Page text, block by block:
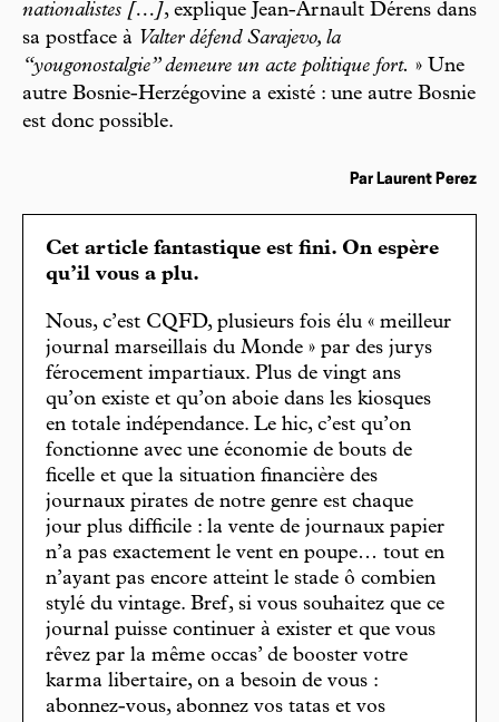
nationalistes […], explique Jean-Arnault Dérens dans
sa postface à Valter défend Sarajevo, la
“yougonostalgie” demeure un acte politique fort. » Une
autre Bosnie-Herzégovine a existé : une autre Bosnie
est donc possible.
Par Laurent Perez
Cet article fantastique est fini. On espère
qu’il vous a plu.
Nous, c’est CQFD, plusieurs fois élu « meilleur
journal marseillais du Monde » par des jurys
férocement impartiaux. Plus de vingt ans
qu’on existe et qu’on aboie dans les kiosques
en totale indépendance. Le hic, c’est qu’on
fonctionne avec une économie de bouts de
ficelle et que la situation financière des
journaux pirates de notre genre est chaque
jour plus difficile : la vente de journaux papier
n’a pas exactement le vent en poupe… tout en
n’ayant pas encore atteint le stade ô combien
stylé du vintage. Bref, si vous souhaitez que ce
journal puisse continuer à exister et que vous
rêvez par la même occas’ de booster votre
karma libertaire, on a besoin de vous :
abonnez-vous, abonnez vos tatas et vos